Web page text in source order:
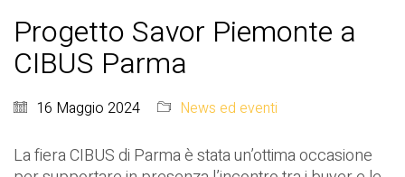
Progetto Savor Piemonte a
CIBUS Parma
16 Maggio 2024 News ed eventi
La fiera CIBUS di Parma è stata un’ottima occasione